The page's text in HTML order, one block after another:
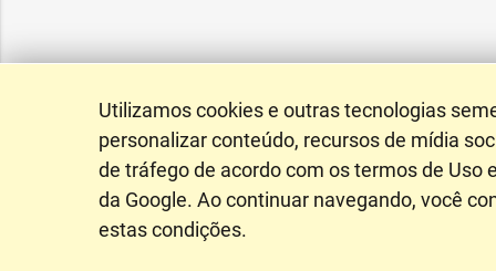
Utilizamos cookies e outras tecnologias
personalizar conteúdo, recursos de mídia
de tráfego de acordo com os termos de Uso
da Google. Ao continuar navegando, você
estas condições.